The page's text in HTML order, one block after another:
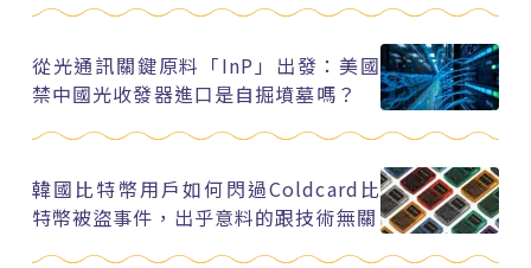
從光通訊關鍵原料「InP」出發：美國
禁中國光收發器進口是自掘墳墓嗎？
韓國比特幣用戶如何閃過Coldcard比
特幣被盜事件，出乎意料的跟技術無關